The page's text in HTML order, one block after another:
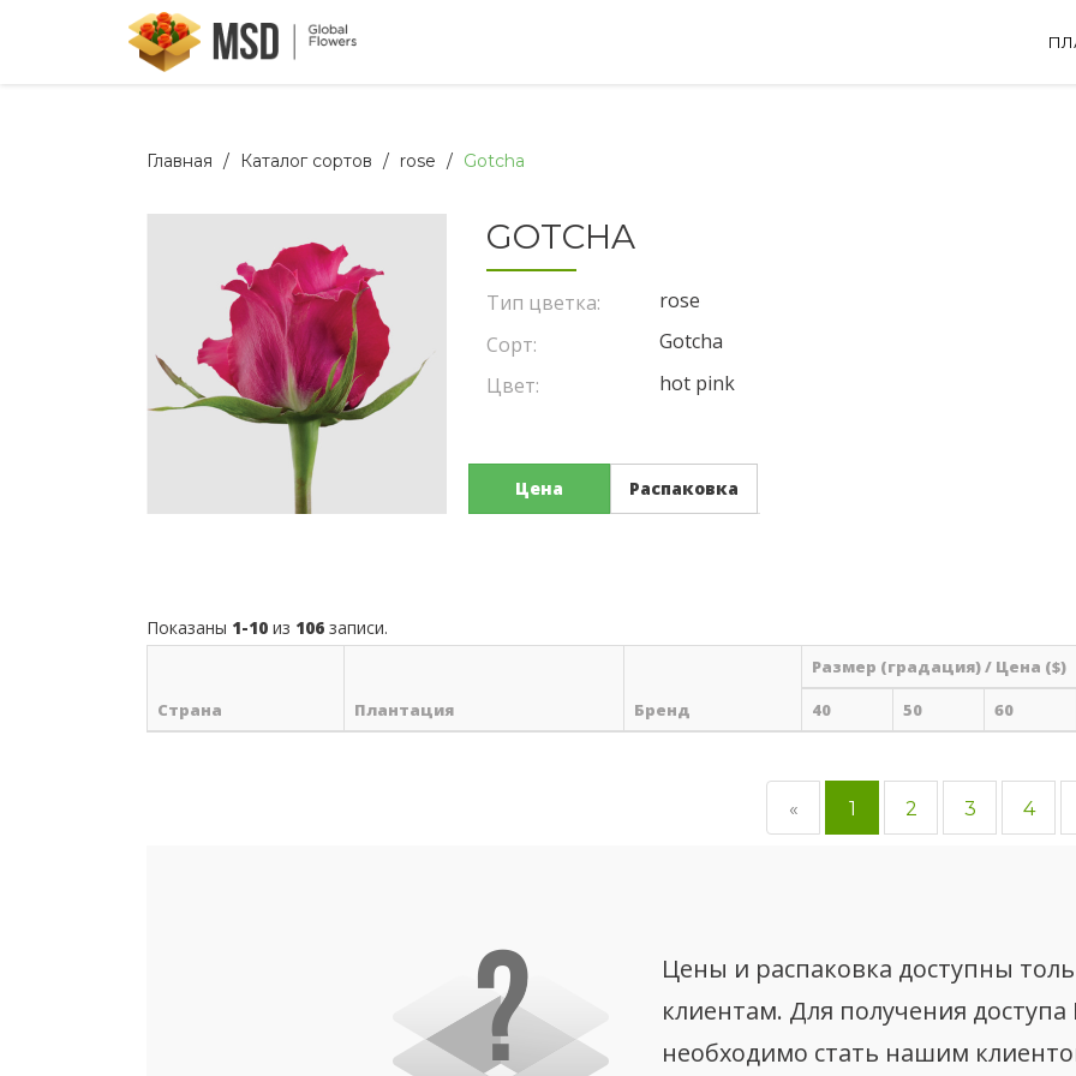
Главная Каталог сортов rose Gotcha
GOTCHA
Тип цветка:
rose
Сорт:
Gotcha
Цвет:
hot pink
Цена Распаковка
Показаны 1-10 из 106 записи.
Страна Плантация Бренд
Размер (градация) / Цена ($)
40
50 60
« 1 2 3 4
Цены и распаковка доступны
клиентам. Для получения доступа
необходимо стать нашим